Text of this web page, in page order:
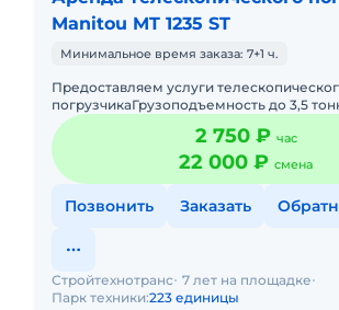
Manitou MT 1235 ST
Минимальное время заказа: 7+1 ч.
Предоставляем услуги
погрузчикаГрузоподъемность до 3,5
стрелы 12 метровПодача в день заказа.
документов. С оператором.
2 750 ₽ час
22 000 ₽ смена
Позвонить Заказать
Стройтехнотранс 7 лет на площадке
Парк техники:223 единицы